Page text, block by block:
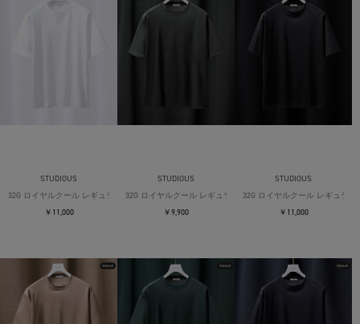
STUDIOUS
32G ロイヤルクール レギュラーTシャツ
￥11,000
STUDIOUS
32G ロイヤルクール レギュラーTシャツ
￥9,900
STUDIOUS
32G ロイヤルクール レギュラー
￥11,000